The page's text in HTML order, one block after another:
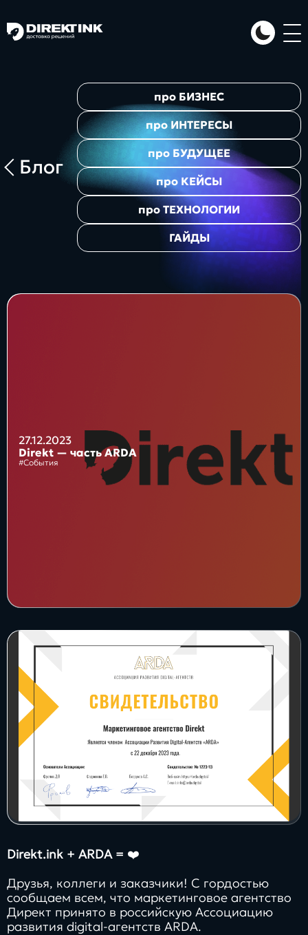
Направления
Web System
Проекты
Заполнить
бриф
Контакты
8 800 505 34 99
info@direkt.ink
Блог
про БИЗНЕС
про ИНТЕРЕСЫ
про БУДУЩЕЕ
про КЕЙСЫ
проТЕХНОЛОГИИ
ГАЙДЫ
27.12.2023
Direkt — часть ARDA
#События
Direkt.ink + ARDA = ❤️
Друзья, коллеги и заказчики! С гордостью
сообщаем всем, что маркетинговое агентство
Директ принято в российскую Ассоциацию
развития digital-агентств ARDA.